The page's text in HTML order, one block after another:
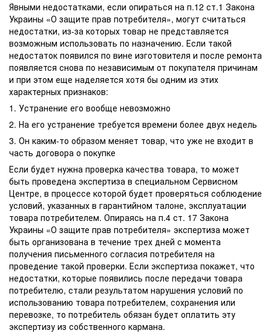
Явными недостатками, если опираться на п.12 ст.1 Закона
Украины «О защите прав потребителя», могут считаться
недостатки, из-за которых товар не представляется
возможным использовать по назначению. Если такой
недостаток появился по вине изготовителя и после ремонта
появляется снова по независимым от покупателя причинам
и при этом еще наделяется хотя бы одним из этих
характерных признаков:
1. Устранение его вообще невозможно
2. На его устранение требуется времени более двух недель
3. Он каким-то образом меняет товар, что уже не входит в
часть договора о покупке
Если будет нужна проверка качества товара, то может
быть проведена экспертиза в специальном Сервисном
Центре, в процессе которой будет проверяться соблюдение
условий, указанных в гарантийном талоне, эксплуатации
товара потребителем. Опираясь на п.4 ст. 17 Закона
Украины «О защите прав потребителя» экспертиза может
быть организована в течение трех дней с момента
получения письменного согласия потребителя на
проведение такой проверки. Если экспертиза покажет, что
недостатки, которые появились после передачи товара
потребителю, стали результатом нарушения условий по
использованию товара потребителем, сохранения или
перевозке, то потребитель обязан будет оплатить эту
экспертизу из собственного кармана.